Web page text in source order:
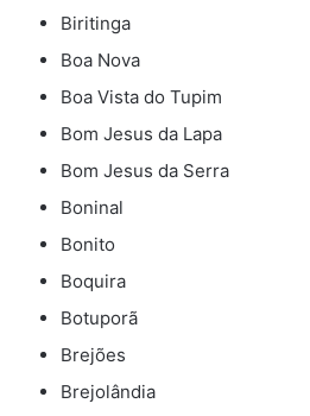
Biritinga
Boa Nova
Boa Vista do Tupim
Bom Jesus da Lapa
Bom Jesus da Serra
Boninal
Bonito
Boquira
Botuporã
Brejões
Brejolândia